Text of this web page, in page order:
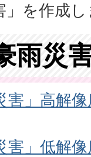
」を作成
雨災
害」高解
害」低解